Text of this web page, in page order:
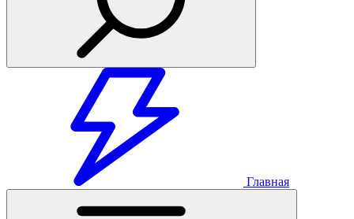
Главная